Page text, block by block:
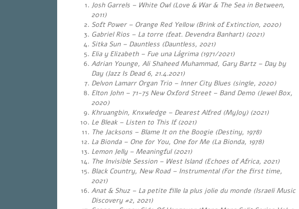
Josh Garrels – White Owl (Love & War & The Sea in Between,
2011)
Soft Power – Orange Red Yellow (Brink of Extinction, 2020)
Gabriel Rios – La torre (feat. Devendra Banhart) (2021)
Sitka Sun – Dauntless (Dauntless, 2021)
Elia y Elizabeth – Fue una Lágrima (1971/2021)
Adrian Younge, Ali Shaheed Muhammad, Gary Bartz – Day by
Day (Jazz Is Dead 6, 21.4.2021)
Delvon Lamarr Organ Trio – Inner City Blues (single, 2020)
Elton John – 71-75 New Oxford Street – Band Demo (Jewel Box,
2020)
Khruangbin, Knxwledge – Dearest Alfred (MyJoy) (2021)
Le Bleak – Listen to This If (2021)
The Jacksons – Blame It on the Boogie (Destiny, 1978)
La Bionda – One for You, One for Me (La Bionda, 1978)
Lemon Jelly – Meaningful (2021)
The Invisible Session – West Island (Echoes of Africa, 2021)
Black Country, New Road – Instrumental (For the first time,
2021)
Anat & Shuz – La petite fille la plus jolie du monde (Israeli Music
Discovery #2, 2021)